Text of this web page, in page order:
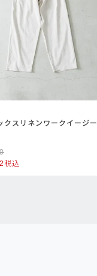
クスリネンワークイージー
税込